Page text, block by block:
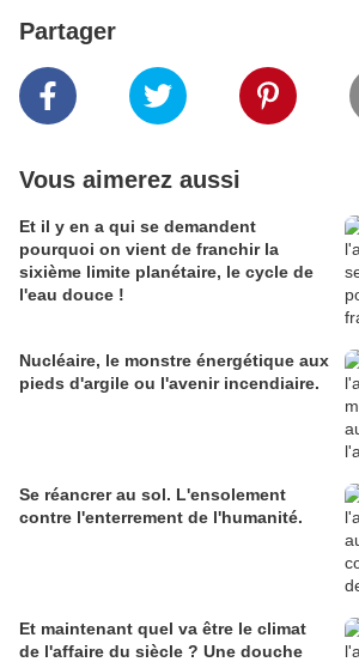
Partager
Vous aimerez aussi
Et il y en a qui se demandent
pourquoi on vient de franchir la
sixième limite planétaire, le cycle de
l'eau douce !
Nucléaire, le monstre énergétique aux
pieds d'argile ou l'avenir incendiaire.
Se réancrer au sol. L'ensolement
contre l'enterrement de l'humanité.
Et maintenant quel va être le climat
de l'affaire du siècle ? Une douche